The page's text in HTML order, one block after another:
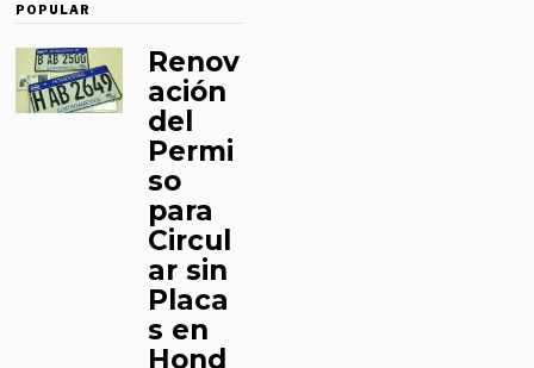
POPULAR
Renov
ación
del
Permi
so
para
Circul
ar sin
Placa
s en
Hond